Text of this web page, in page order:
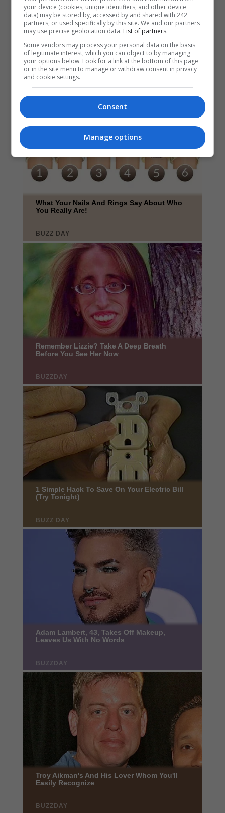
your device (cookies, unique identifiers, and other device
data) may be stored by, accessed by and shared with 242
partners, or used specifically by this site. We and our partners
may use precise geolocation data. List of partners.
Some vendors may process your personal data on the basis
of legitimate interest, which you can object to by managing
your options below. Look for a link at the bottom of this page
or in the site menu to manage or withdraw consent in privacy
and cookie settings.
Consent
Manage options